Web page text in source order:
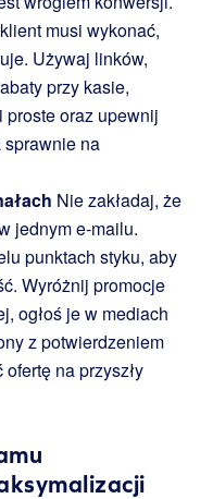
musi wykonać,
Używaj linków,
przy kasie,
proste oraz upewnij
sprawnie na
Nie zakładaj, że
jednym e-mailu.
punktach styku, aby
Wyróżnij promocje
ogłoś je w mediach
z potwierdzeniem
na przyszły